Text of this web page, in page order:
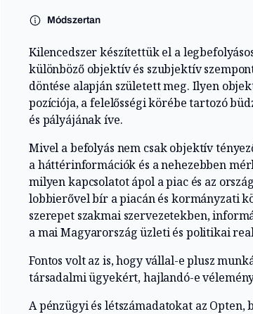
Módszertan
Kilencedszer készítettük el a
különböző objektív és szubjektív
döntése alapján született meg. Ilyen
pozíciója, a felelősségi körébe tartozó
és pályájának íve.
Mivel a befolyás nem csak objektív
a háttérinformációk és a nehezebben
milyen kapcsolatot ápol a piac és az
lobbierővel bír a piacán és kormányzati
szerepet szakmai szervezetekben,
a mai Magyarország üzleti és politikai
Fontos volt az is, hogy vállal-e plusz
társadalmi ügyekért, hajlandó-e
A pénzügyi és létszámadatokat az